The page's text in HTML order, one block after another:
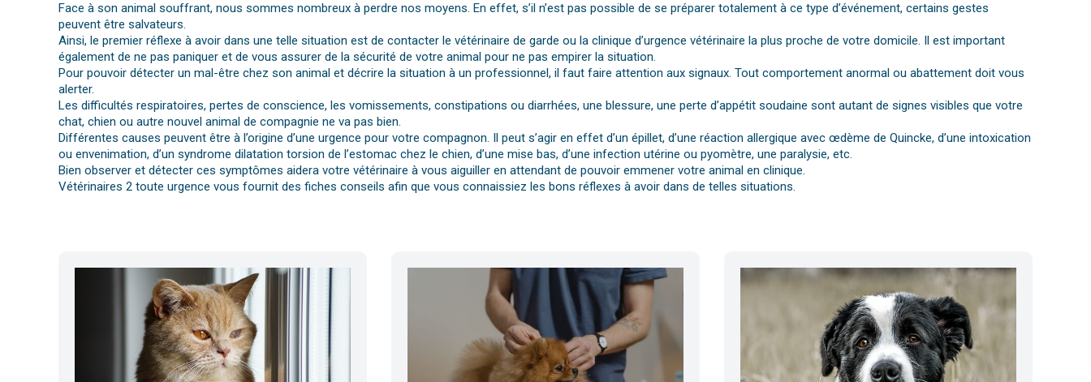
Face à son animal souffrant, nous sommes nombreux à perdre nos moyens. En effet, s’il n’est pas possible de se préparer totalement à ce type d’événement, certains gestes
peuvent être salvateurs.
Ainsi, le premier réflexe à avoir dans une telle situation est de contacter le vétérinaire de garde ou la clinique d’urgence vétérinaire la plus proche de votre domicile. Il est important
également de ne pas paniquer et de vous assurer de la sécurité de votre animal pour ne pas empirer la situation.
Pour pouvoir détecter un mal-être chez son animal et décrire la situation à un professionnel, il faut faire attention aux signaux. Tout comportement anormal ou abattement doit vous
alerter.
Les difficultés respiratoires, pertes de conscience, les vomissements, constipations ou diarrhées, une blessure, une perte d’appétit soudaine sont autant de signes visibles que votre
chat, chien ou autre nouvel animal de compagnie ne va pas bien.
Différentes causes peuvent être à l’origine d’une urgence pour votre compagnon. Il peut s’agir en effet d’un épillet, d’une réaction allergique avec œdème de Quincke, d’une intoxication
ou envenimation, d’un syndrome dilatation torsion de l’estomac chez le chien, d’une mise bas, d’une infection utérine ou pyomètre, une paralysie, etc.
Bien observer et détecter ces symptômes aidera votre vétérinaire à vous aiguiller en attendant de pouvoir emmener votre animal en clinique.
Vétérinaires 2 toute urgence vous fournit des fiches conseils afin que vous connaissiez les bons réflexes à avoir dans de telles situations.